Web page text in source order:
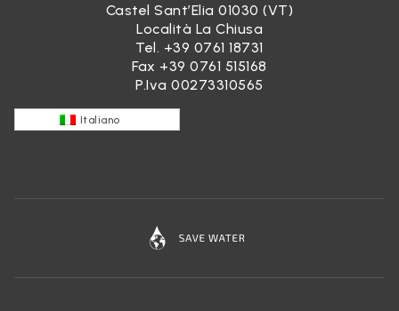
Castel Sant’Elia 01030 (VT)
Località La Chiusa
Tel. +39 0761 18731
Fax +39 0761 515168
P.Iva 00273310565
Italiano